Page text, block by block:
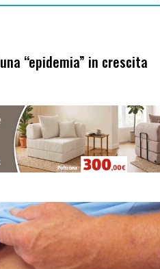
“epidemia” in crescita